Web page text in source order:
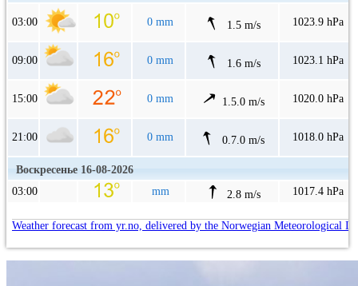
03:00 0 mm 1.5 m/s 1023.9 hPa
09:00 0 mm 1.6 m/s 1023.1 hPa
15:00 0 mm 1.5.0 m/s 1020.0 hPa
21:00 0 mm 0.7.0 m/s 1018.0 hPa
Воскресенье 16-08-2026
03:00
mm 2.8 m/s 1017.4 hPa
Weather forecast from yr.no, delivered by the Norwegian Meteorological